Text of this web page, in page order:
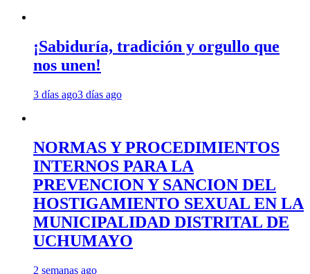
¡Sabiduría, tradición y orgullo que
nos unen!
3 días ago3 días ago
NORMAS Y PROCEDIMIENTOS
INTERNOS PARA LA
PREVENCION Y SANCION DEL
HOSTIGAMIENTO SEXUAL EN LA
MUNICIPALIDAD DISTRITAL DE
UCHUMAYO
2 semanas ago